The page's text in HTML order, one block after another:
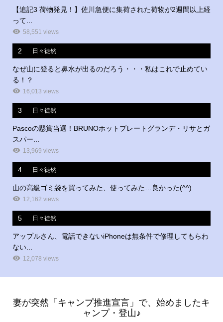
【追記3 荷物発見！】佐川急便に集荷された荷物が2週間以上経
って...
58,551 views
2 日々徒然
なぜ山に登ると鼻水が出るのだろう・・・私はこれで止めてい
る！？
16,013 views
3 日々徒然
Pascoの懸賞当選！BRUNOホットプレートグランデ・リサとガ
スパー...
13,969 views
4 日々徒然
山の高級ゴミ袋を買ってみた、使ってみた…良かった(^^)
12,162 views
5 日々徒然
アップルさん、電話できないiPhoneは無条件で修理してもらわ
ない...
12,078 views
妻が突然「キャンプ推進宣言」で、始めましたキ
ャンプ・登山♪